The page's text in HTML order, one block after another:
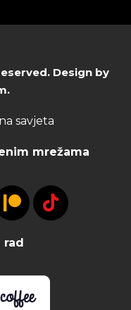
Design by
savjeta
mrežama
rad